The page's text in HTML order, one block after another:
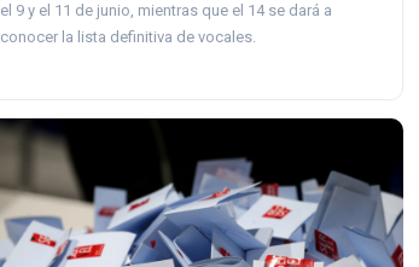
el 9 y el 11 de junio, mientras que el 14 se dará a
conocer la lista definitiva de vocales.